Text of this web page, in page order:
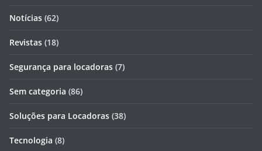
Notícias (62)
Revistas (18)
Segurança para locadoras (7)
Sem categoria (86)
Soluções para Locadoras (38)
Tecnologia (8)